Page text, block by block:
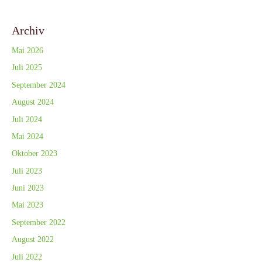
Archiv
Mai 2026
Juli 2025
September 2024
August 2024
Juli 2024
Mai 2024
Oktober 2023
Juli 2023
Juni 2023
Mai 2023
September 2022
August 2022
Juli 2022